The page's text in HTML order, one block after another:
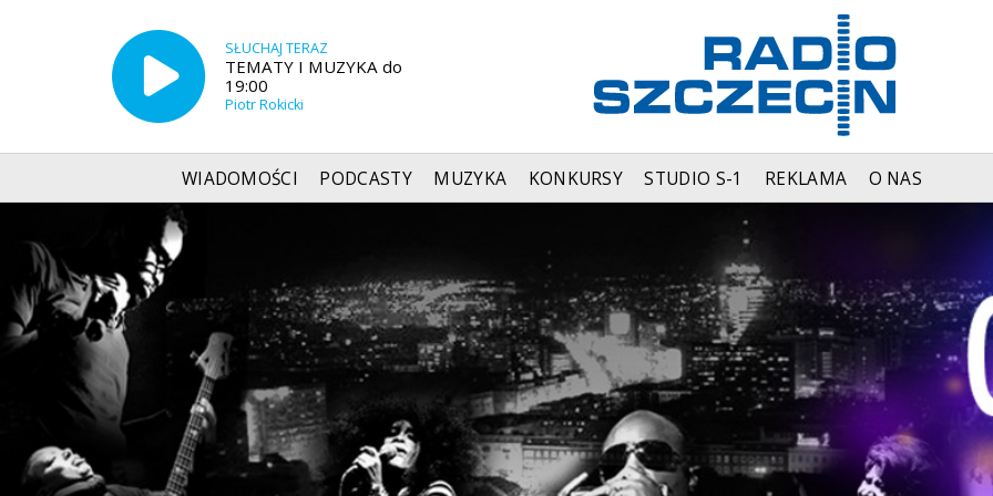
SŁUCHAJ TERAZ
TEMATY I MUZYKA do
19:00
Piotr Rokicki
WIADOMOŚCI PODCASTY MUZYKA KONKURSY STUDIO S-1 REKLAMA O NAS